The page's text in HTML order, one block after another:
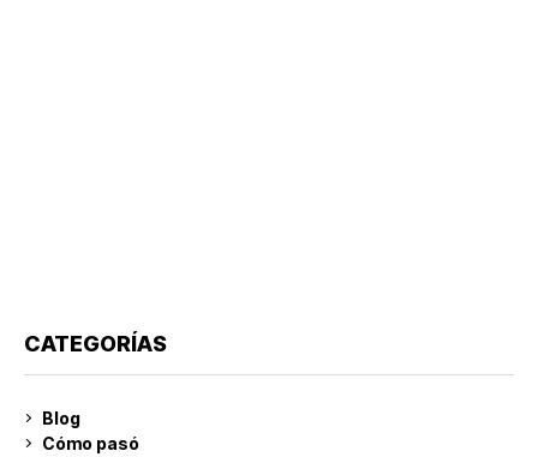
CATEGORÍAS
Blog
Cómo pasó